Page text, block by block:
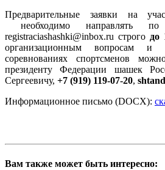
Предварительные заявки на
необходимо направлять по
registraciashashki@inbox.ru строго до
организационным вопросам и
соревнованиях спортсменов
президенту Федерации шашек
Сергеевичу, +7 (919) 119-07-20,
Информационное письмо (DOCХ):
Вам также может быть интересно: